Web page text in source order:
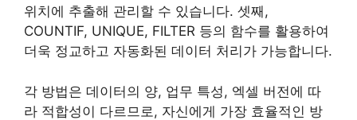
위치에 추출해 관리할 수 있습니다. 셋째,
COUNTIF, UNIQUE, FILTER 등의 함수를 활용하여
더욱 정교하고 자동화된 데이터 처리가 가능합니다.
각 방법은 데이터의 양, 업무 특성, 엑셀 버전에 따
라 적합성이 다르므로, 자신에게 가장 효율적인 방